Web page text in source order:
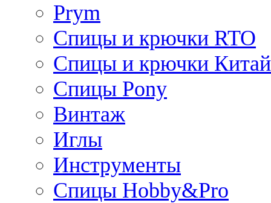
Prym
Спицы и крючки RTO
Спицы и крючки Китай
Спицы Pony
Винтаж
Иглы
Инструменты
Спицы Hobby&Pro